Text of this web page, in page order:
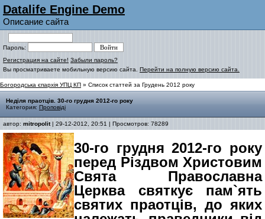
Datalife Engine Demo
Описание сайта
Пароль:
Регистрация на сайте! Забыли пароль?
Вы просматриваете мобильную версию сайта. Перейти на полную версию сайта.
Богородська єпархія УПЦ КП » Список статтей за Грудень 2012 року
Неділя праотців. 30-го грудня 2012-го року
Категория: Проповіді
автор: mitropolit| 29-12-2012, 20:51 | Просмотров: 78289
30-го грудня 2012-го року
перед Різдвом Христовим
Свята Православна
Церква святкує пам`ять
святих праотців, до яких